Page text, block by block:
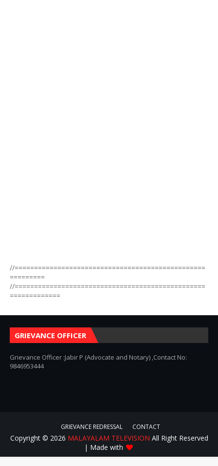
//=================================================
=========
//=================================================
=============
GRIEVANCE OFFICER
Grievance Officer :Jabir P (Advocate and Notary) ,Contact No:
9846953444
GRIEVANCE REDRESSAL CONTACT
Copyright © 2026 MALAYALAM TELEVISION All Right Reserved
| Made with